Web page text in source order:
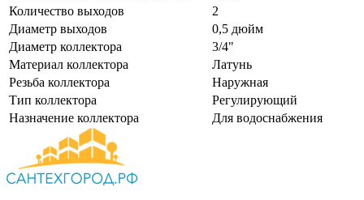
Количество выходов
2
Диаметр выходов
0,5 дюйм
Диаметр коллектора
3/4"
Материал коллектора
Латунь
Резьба коллектора
Наружная
Тип коллектора
Регулирующий
Назначение коллектора
Для водоснабжения